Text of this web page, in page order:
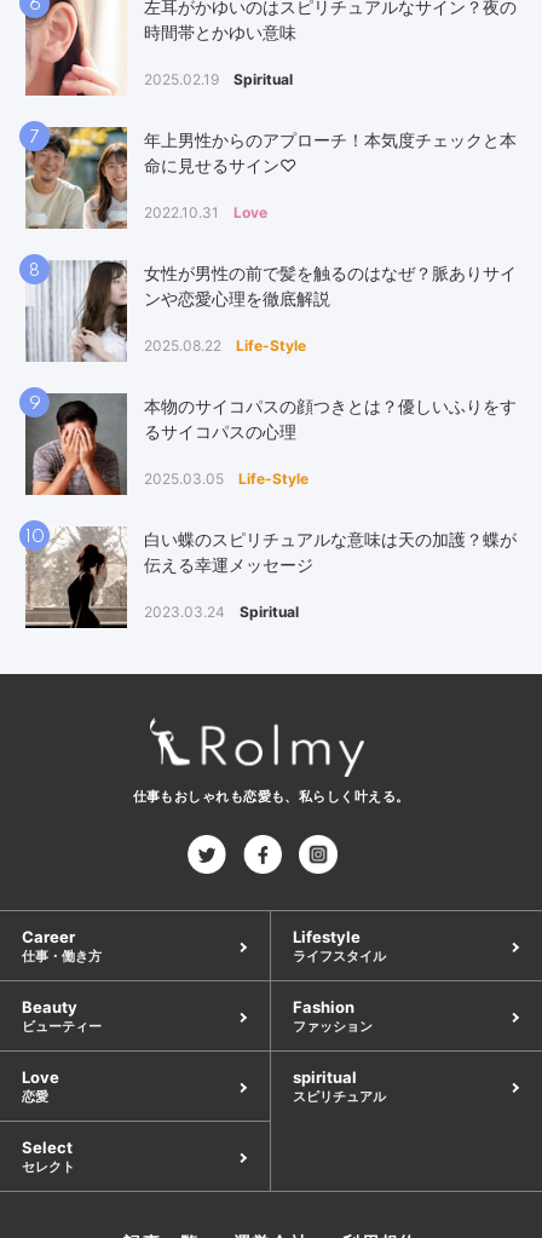
6
左耳がかゆいのはスピリチュアルなサイン？夜の
時間帯とかゆい意味
2025.02.19 Spiritual
7
年上男性からのアプローチ！本気度チェックと本
命に見せるサイン♡
2022.10.31 Love
8
女性が男性の前で髪を触るのはなぜ？脈ありサイ
ンや恋愛心理を徹底解説
2025.08.22 Life-Style
9
本物のサイコパスの顔つきとは？優しいふりをす
るサイコパスの心理
2025.03.05 Life-Style
10
白い蝶のスピリチュアルな意味は天の加護？蝶が
伝える幸運メッセージ
2023.03.24 Spiritual
仕事もおしゃれも恋愛も、 私らしく叶える。
Career
仕事・働き方
Lifestyle
ライフスタイル
Beauty
ビューティー
Fashion
ファッション
Love
恋愛
spiritual
スピリチュアル
Select
セレクト